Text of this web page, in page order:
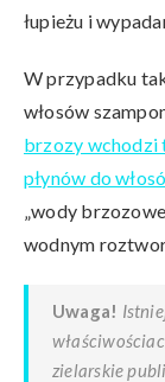
łupieżu i
W przypadku
włosów
brzozy wchodzi
płynów do
„wody
wodnym
Uwaga!
zielarskie